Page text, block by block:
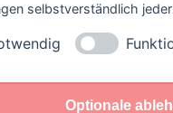
selbstverständlich
Optionale